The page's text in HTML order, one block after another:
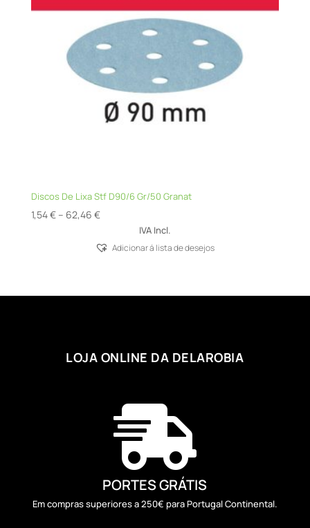
Discos De Lixa Stf D90/6 Gr/50 Granat
1,54€ – 62,46 €Price
1,54 €
IVA Incl.
Adicionar á lista de desejos
LOJA ONLINE DA DELAROBIA

PORTES GRÁTIS
Em compras superiores a 250€ para Portugal Continental.